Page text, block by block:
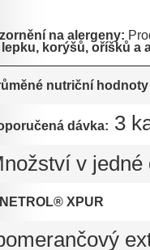
na alergeny:
korýšů, oříšků a
nutriční hodnoty
dávka: 3
v jedné
XPUR